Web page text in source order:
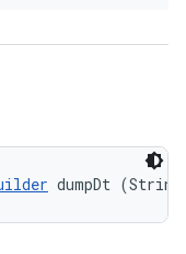
dumpDt (String